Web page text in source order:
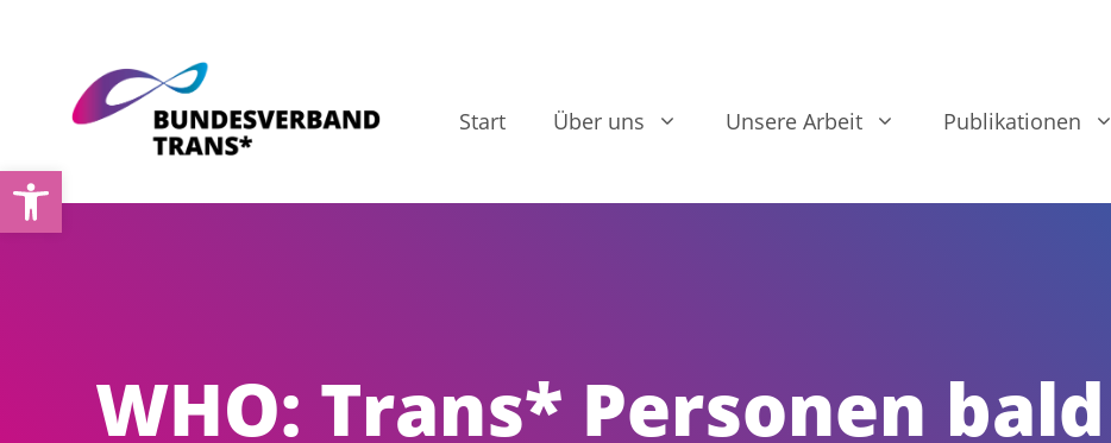
Open toolbar
springen
Start Über uns Unsere Arbeit Publikationen
WHO: Trans* Personen bald